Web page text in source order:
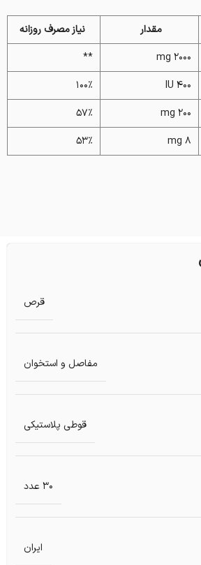
مقدار
نیاز مصرف روزانه
۲۰۰۰ mg
**
۴۰۰ IU
۱۰۰%
۲۰۰ mg
۵۷%
۸ mg ۵۳%
قرص
مفاصل و استخوان
قوطی پلاستیکی
30 عدد
ایران